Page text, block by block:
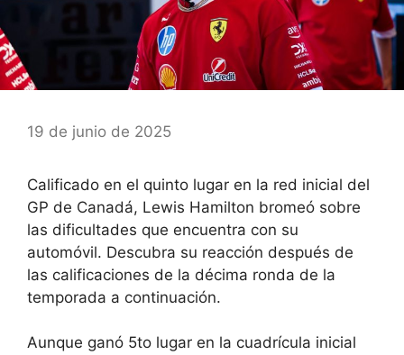
19 de junio de 2025
Calificado en el quinto lugar en la red inicial del
GP de Canadá, Lewis Hamilton bromeó sobre
las dificultades que encuentra con su
automóvil. Descubra su reacción después de
las calificaciones de la décima ronda de la
temporada a continuación.
Aunque ganó 5to lugar en la cuadrícula inicial